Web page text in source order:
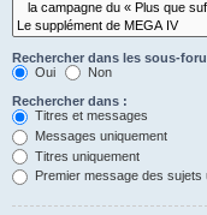
Rechercher dans les sous-
Oui
Non
Rechercher dans :
Titres et messages
Messages uniquement
Titres uniquement
Premier message des sujets